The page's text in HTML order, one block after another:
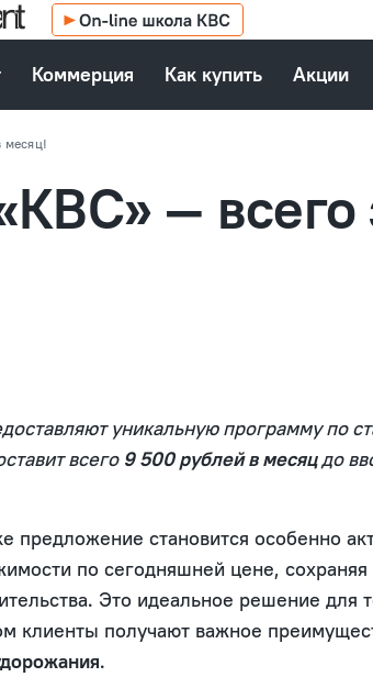
Коммерция Как купить Акции
месяц!
—
уникальную программу по
всего 9 500 рублей в месяцдо
становится особенно
по сегодняшней цене,
Это идеальное решение для
клиенты получают важное
.